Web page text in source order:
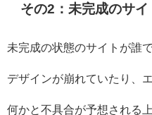
その2：未完成のサ
未完成の状態のサイトが誰
デザインが崩れていたり、
何かと不具合が予想される